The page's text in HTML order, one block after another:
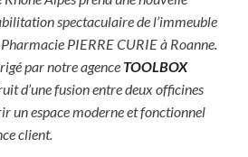
spectaculaire de l’immeuble
PIERRE CURIE à Roanne.
par notre agence TOOLBOX
d’une fusion entre deux officines
un espace moderne et fonctionnel
client.